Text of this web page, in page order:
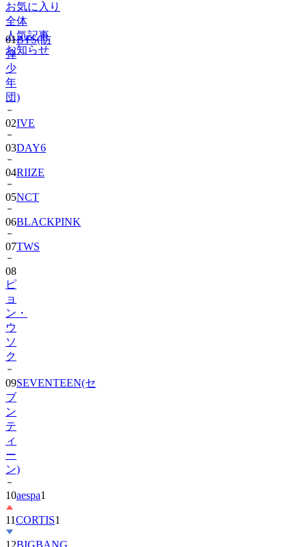
お気に入り
全体
人気記事
お知らせ
01BTS(防
弾
少
年
団)
02 IVE
03DAY6
04RIIZE
05NCT
06BLACKPINK
07TWS
08
ピ
ョ
ン・
ウ
ソ
ク
09
ブ
ン
テ
ィ
ー
ン)
10aespa
11CORTIS
12BIGBANG
13SHINee